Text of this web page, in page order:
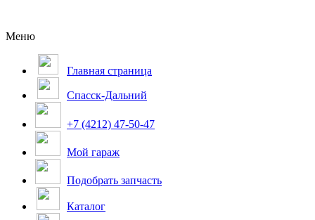
Меню
Главная страница
Спасск-Дальний
+7 (4212) 47-50-47
Мой гараж
Подобрать запчасть
Каталог